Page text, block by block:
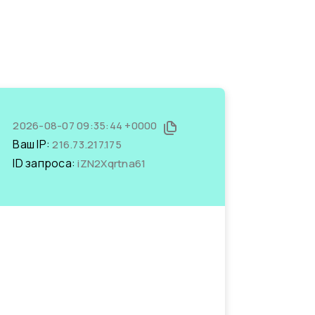
2026-08-07 09:35:44 +0000
Ваш IP:216.73.217.175
ID запроса:iZN2Xqrtna61